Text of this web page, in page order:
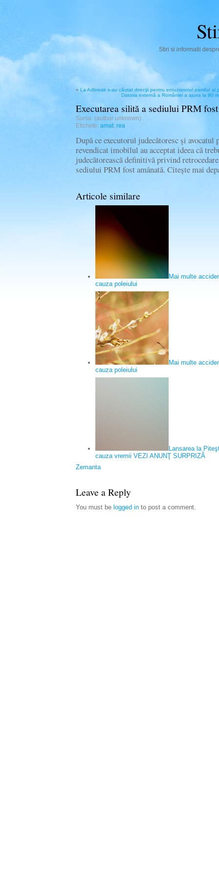
Stiri si informatii
« La Adbreak s-au căutat direcţii pentru entuziasmul pierdut al
Datoria externă a României a ajuns la 90
Executarea silită a sediului PRM
Sursa: (author unknown)
Etichete: amat rea
După ce executorul judecătoresc şi
revendicat imobilul au acceptat ideea că
judecătorească definitivă privind
sediului PRM fost amânată. Citește mai
Articole similare
Mai multe
cauza poleiului
Mai multe
cauza poleiului
Lansarea la
cauza vremii VEZI ANUNŢ SURPRIZĂ
Zemanta
Leave a Reply
You must be logged in to post a comment.